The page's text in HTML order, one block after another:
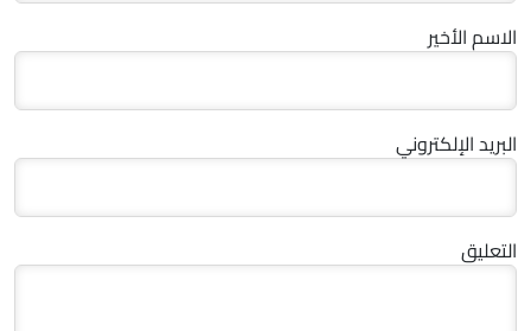
الاسم الأخير
البريد الإلكتروني
التعليق